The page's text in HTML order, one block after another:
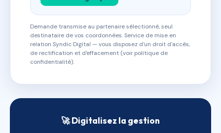
Demande transmise au partenaire sélectionné, seul
destinataire de vos coordonnées. Service de mise en
relation Syndic Digital — vous disposez d'un droit d'accès,
de rectification et d'effacement (voir politique de
confidentialité).
🚀 Digitalisez la gestion